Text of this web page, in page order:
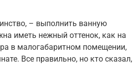
– выполнить ванную
иметь нежный оттенок, как на
в малогабаритном помещении,
Все правильно, но кто сказал,